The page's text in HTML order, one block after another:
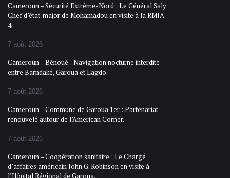
Cameroun – Sécurité Extrême-Nord : Le Général Saly
Chef d’état-major de Mohamadou en visite à la RMIA
4.
7 août 2026
Cameroun – Bénoué : Navigation nocturne interdite
entre Barndaké, Garoua et Lagdo.
7 août 2026
Cameroun – Commune de Garoua 1er : Partenariat
renouvelé autour de l’American Corner.
7 août 2026
Cameroun – Coopération sanitaire : Le Chargé
d’affaires américain John G. Robinson en visite à
l’Hôpital Régional de Garoua.